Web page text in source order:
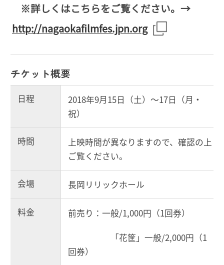
※詳しくはこちらをご覧ください。→
http://nagaokafilmfes.jpn.org
チケット概要
日程
2018年9月15日（土）～17日（月・
祝）
時間
上映時間が異なりますので、確認の上
ご覧ください。
会場 長岡リリックホール
料金 前売り：一般/1,000円（1回券）
「花筐」一般/2,000円（1
回券）